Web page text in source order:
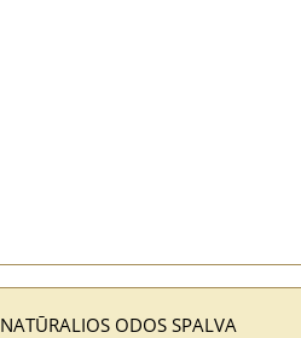
NATŪRALIOS ODOS SPALVA